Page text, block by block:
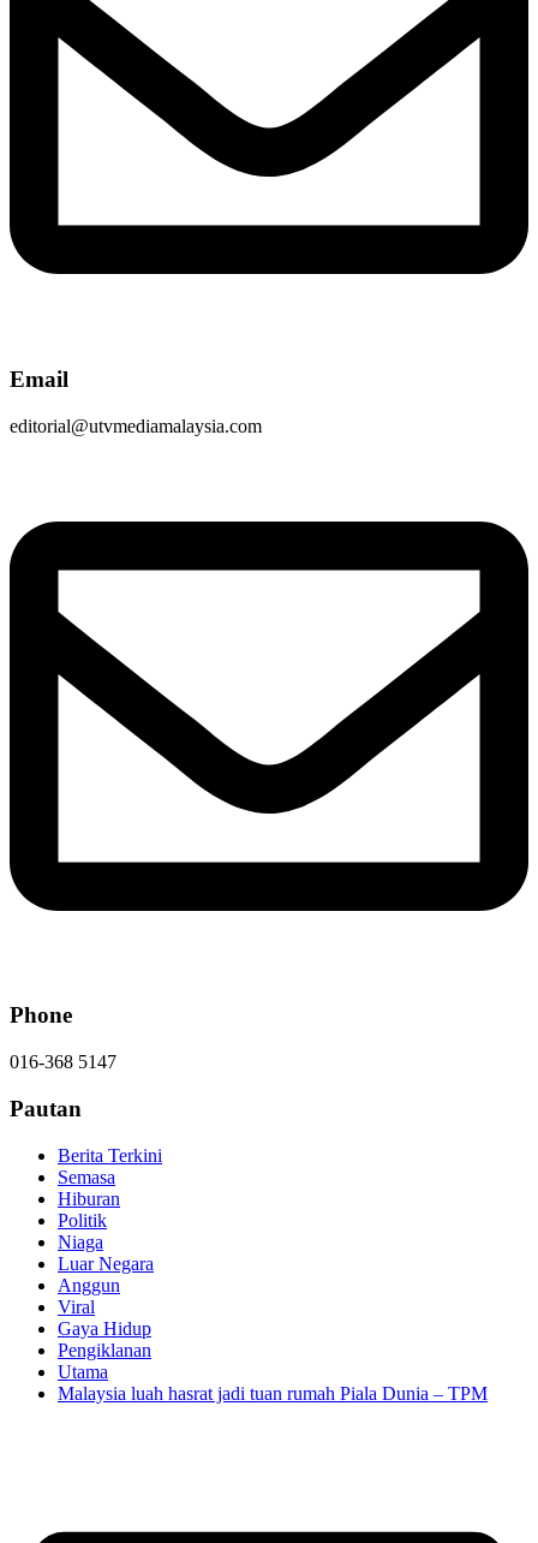
Email
editorial@utvmediamalaysia.com
Phone
016-368 5147
Pautan
Berita Terkini
Semasa
Hiburan
Politik
Niaga
Luar Negara
Anggun
Viral
Gaya Hidup
Pengiklanan
Utama
Malaysia luah hasrat jadi tuan rumah Piala Dunia – TPM